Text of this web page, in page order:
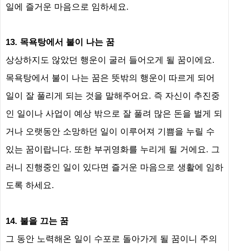
일에 즐거운 마음으로 임하세요.
13. 목욕탕에서 불이 나는 꿈
상상하지도 않았던 행운이 굴러 들어오게 될 꿈이에요.
목욕탕에서 불이 나는 꿈은 뜻밖의 행운이 따르게 되어
일이 잘 풀리게 되는 것을 말해주어요. 즉 자신이 추진중
인 일이나 사업이 예상 밖으로 잘 풀려 많은 돈을 벌게 되
거나 오랫동안 소망하던 일이 이루어져 기쁨을 누릴 수
있는 꿈이랍니다. 또한 부귀영화를 누리게 될 거에요. 그
러니 진행중인 일이 있다면 즐거운 마음으로 생활에 임하
도록 하세요.
14. 불을 끄는 꿈
그 동안 노력해온 일이 수포로 돌아가게 될 꿈이니 주의